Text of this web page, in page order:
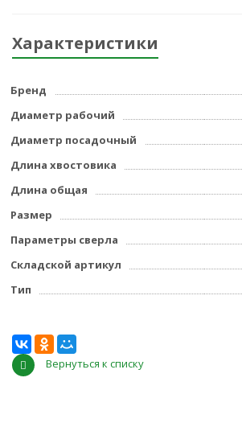
Характеристики
Бренд
Диаметр рабочий
Диаметр посадочный
Длина хвостовика
Длина общая
Размер
Параметры сверла
Складской артикул
Тип
Вернуться к списку